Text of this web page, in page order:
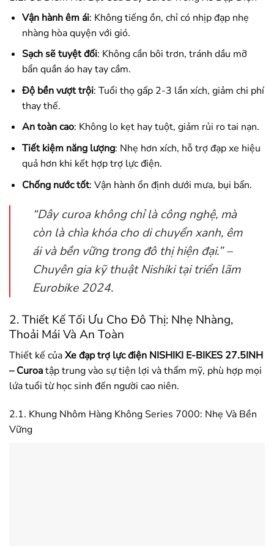
Vận hành êm ái: Không tiếng ồn, chỉ có nhịp đạp nhẹ
nhàng hòa quyện với gió.
Sạch sẽ tuyệt đối: Không cần bôi trơn, tránh dầu mỡ
bẩn quần áo hay tay cầm.
Độ bền vượt trội: Tuổi thọ gấp 2-3 lần xích, giảm chi phí
thay thế.
An toàn cao: Không lo kẹt hay tuột, giảm rủi ro tai nạn.
Tiết kiệm năng lượng: Nhẹ hơn xích, hỗ trợ đạp xe hiệu
quả hơn khi kết hợp trợ lực điện.
Chống nước tốt: Vận hành ổn định dưới mưa, bụi bẩn.
“Dây curoa không chỉ là công nghệ, mà
còn là chìa khóa cho di chuyển xanh, êm
ái và bền vững trong đô thị hiện đại.” –
Chuyên gia kỹ thuật Nishiki tại triển lãm
Eurobike 2024.
2. Thiết Kế Tối Ưu Cho Đô Thị: Nhẹ Nhàng,
Thoải Mái Và An Toàn
Thiết kế củaXe đạp trợ lực điện NISHIKI E-BIKES 27.5INH
– Curoatập trung vào sự tiện lợi và thẩm mỹ, phù hợp mọi
lứa tuổi từ học sinh đến người cao niên.
2.1. Khung Nhôm Hàng Không Series 7000: Nhẹ Và Bền
Vững